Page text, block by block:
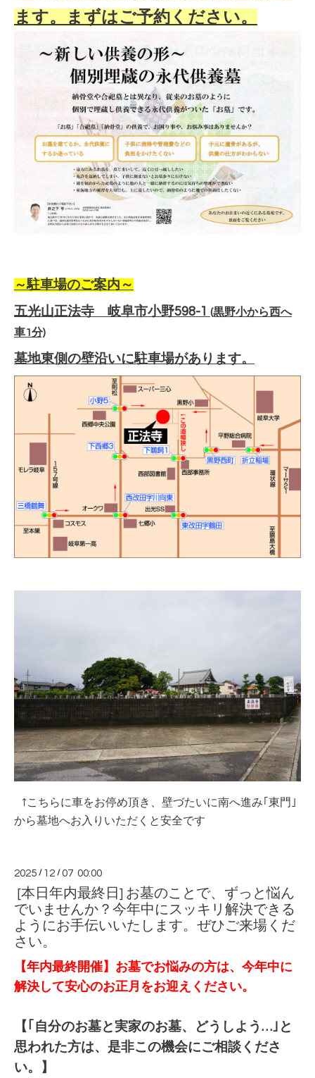
ます。まずはご予約ください。
～駐車場のご案内～
五光山正法寺 岐阜市小野598-1 (黒野小から西へ
車1分)
墓地東側の壁沿いに駐車場があります。
↑こちらに車をお停め頂き、壁づたいに南へ進み｢東門｣
から墓地へお入りいただくと安全です
2025 / 12 /07 00:00
[本日年内最終日] お墓のことで、ずっと悩ん
でいませんか？今年中にスッキリ解決できる
ようにお手伝いいたします。ぜひご来場くだ
さい。
【年内最終開催】お墓でお悩みの方は、今年中に
解決して安心のお正月をお迎えください。
【｢自分のお墓と実家のお墓、どうしよう…｣と
思われた方は、是非この機会にご相談くださ
い。】